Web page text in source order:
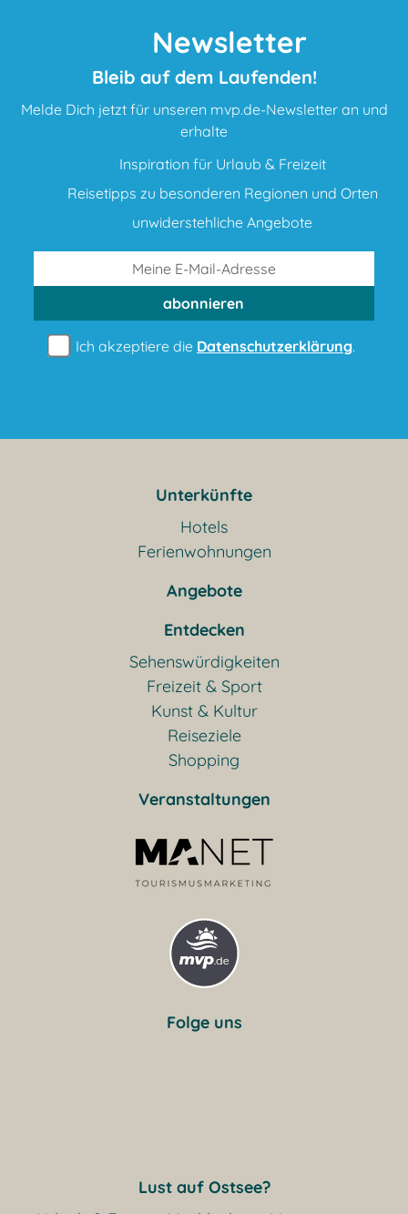
Newsletter
Bleib auf dem Laufenden!
Melde Dich jetzt für unseren mvp.de-Newsletter an und
erhalte
Inspiration für Urlaub & Freizeit
Reisetipps zu besonderen Regionen und Orten
unwiderstehliche Angebote
abonnieren
Ich akzeptiere die Datenschutzerklärung.
Unterkünfte
Hotels
Ferienwohnungen
Angebote
Entdecken
Sehenswürdigkeiten
Freizeit & Sport
Kunst & Kultur
Reiseziele
Shopping
Veranstaltungen
Folge uns
Lust auf Ostsee?